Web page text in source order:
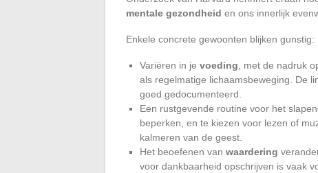
mentale gezondheid en ons innerlijk
Enkele concrete gewoonten blijken gunstig:
Variëren in je voeding , met de nadruk
als regelmatige lichaamsbeweging. De
goed gedocumenteerd.
Een rustgevende routine voor het
beperken, en te kiezen voor lezen of
kalmeren van de geest.
Het beoefenen van waardering
voor dankbaarheid opschrijven is vaak